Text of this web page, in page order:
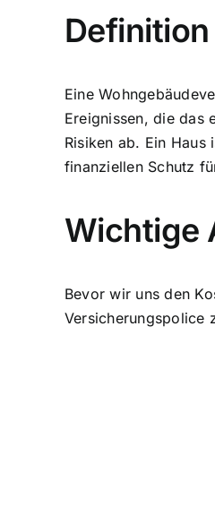
Eine
Ereignissen, die das
Risiken ab. Ein
finanziellen Schutz
Wichtige
Bevor wir uns den
Versicherungspolice